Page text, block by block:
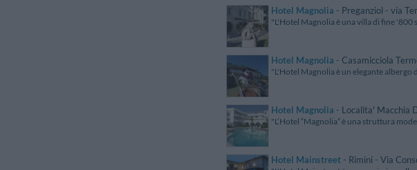
Hotel Magnolia - Preganziol - via
"L'Hotel Magnolia è una villa di fine
Hotel Magnolia - Casamicciola
"L'Hotel Magnolia è un elegante
Hotel Magnolia - Localita' Macchia
"L’Hotel “Magnolia” è una struttura
Hotel Mainstreet - Rimini - Via